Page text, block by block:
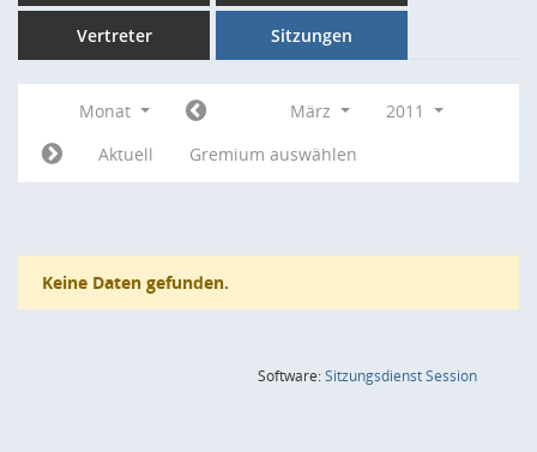
Vertreter Sitzungen
Monat März
2011
Aktuell
Gremium auswählen
Keine Daten gefunden.
Software:SitzungsdienstSession(Wird in